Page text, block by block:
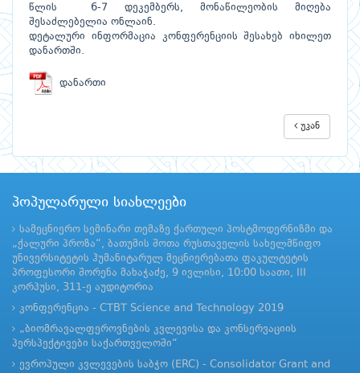
წლის 6-7 დეკემბერს, მონაწილეობის მიღება
შესაძლებელია ონლაინ.
დეტალური ინფორმაცია კონფერენციის შესახებ იხილეთ
დანართში.
დანართი
უკან
პოპულარული სიახლეები
სამეცნიერო სემინარი თემაზე ქართული პოსტმოდერნიზმი და
„ქალური პროზა“, ბათუმის შოთა რუსთაველის სახელმწიფო
უნივერსიტეტის ჰუმანიტარულ მეცნიერებათა ფაკულტეტის
პროფესორი შორენა მახაჭაძე, 9 ივლისი, 10:00 საათი, III
კორპუსი, 311-ე აუდიტორია
კონფერენცია - CTBT Science and Technology 2019
„ბიომრავალფეროვნების კვლევისა და კონსერვაციის
პერსპექტივები საქართველოში“
ევროპული კვლევების საბჭო (ERC) - Consolidator Grant and